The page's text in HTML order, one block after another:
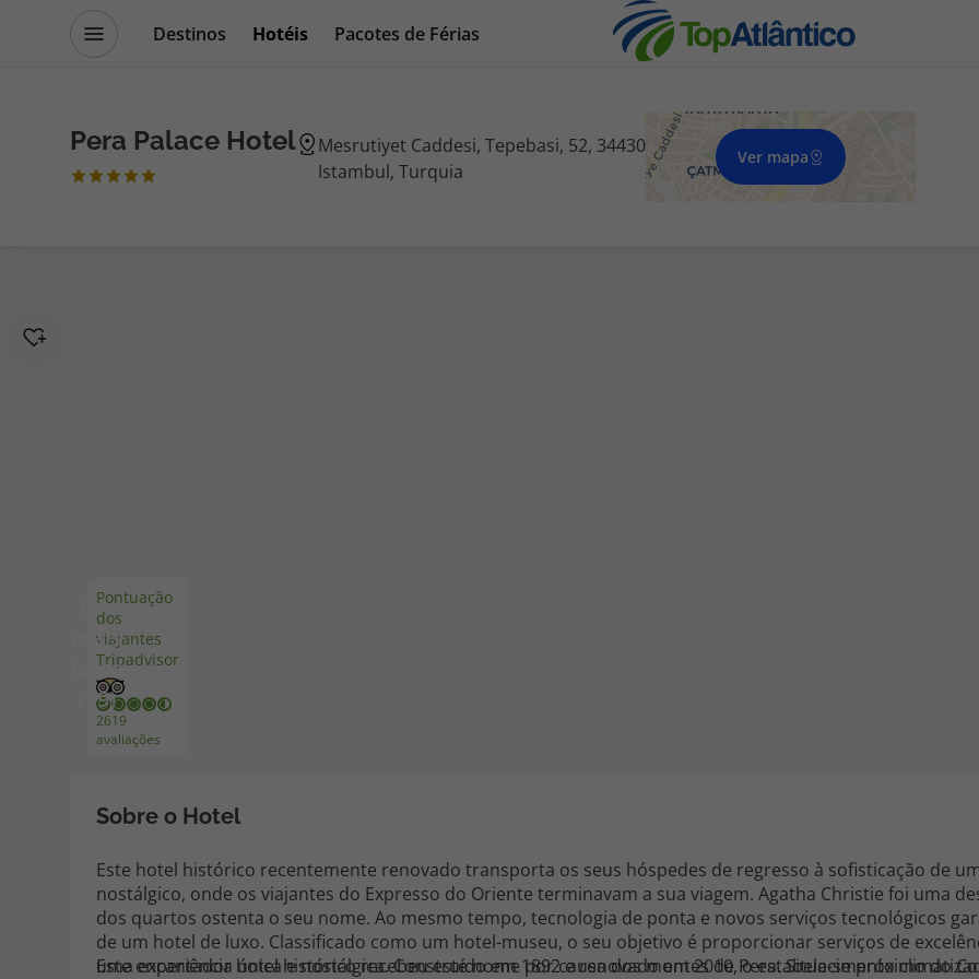
Destinos Hotéis
Pacotes de Férias
Disneyland ® Paris
Pera Palace Hotel
Mesrutiyet Caddesi, Tepebasi, 52, 34430
Istambul, Turquia
Ver mapa
Pontuação
dos
viajantes
Tripadvisor
2619
avaliações
Ver
mais
fotos
(99)
Sobre o Hotel
Este hotel histórico recentemente renovado transporta os seus hóspedes de regresso à sofisticação de
nostálgico, onde os viajantes do Expresso do Oriente terminavam a sua viagem. Agatha Christie foi uma
dos quartos ostenta o seu nome. Ao mesmo tempo, tecnologia de ponta e novos serviços tecnológicos
de um hotel de luxo. Classificado como um hotel-museu, o seu objetivo é proporcionar serviços de
uma experiência única e nostálgica. Construído em 1892 e renovado em 2010, o estabelecimento
Este encantador hotel histórico recebeu este nome por causa dos montes de Pera. Situa-se próximo do